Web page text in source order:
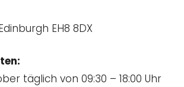
EH8 8DX
täglich von 09:30 – 18:00 Uhr